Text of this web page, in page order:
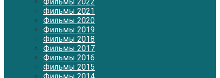
Фильмы 2021
Фильмы 2020
Фильмы 2019
Фильмы 2018
Фильмы 2017
Фильмы 2016
Фильмы 2015